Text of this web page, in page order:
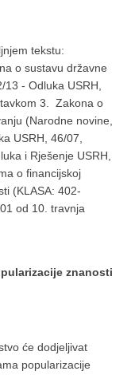
tekstu:
o sustavu državne
- Odluka USRH,
3. Zakona o
(Narodne novine,
USRH, 46/07,
i Rješenje USRH,
o financijskoj
(KLASA: 402-
od 10. travnja
znanosti
će dodjeljivat
popularizacije